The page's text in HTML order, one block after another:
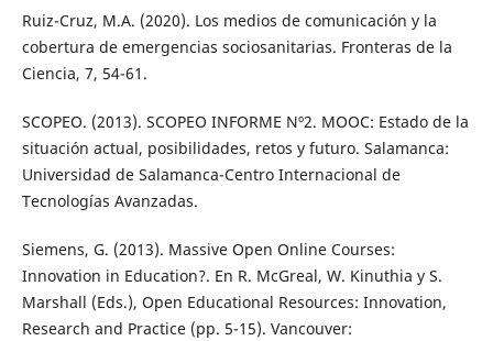
Ruiz-Cruz, M.A. (2020). Los medios de comunicación y la
cobertura de emergencias sociosanitarias. Fronteras de la
Ciencia, 7, 54-61.
SCOPEO. (2013). SCOPEO INFORME Nº2. MOOC: Estado de la
situación actual, posibilidades, retos y futuro. Salamanca:
Universidad de Salamanca-Centro Internacional de
Tecnologías Avanzadas.
Siemens, G. (2013). Massive Open Online Courses:
Innovation in Education?. En R. McGreal, W. Kinuthia y S.
Marshall (Eds.), Open Educational Resources: Innovation,
Research and Practice (pp. 5-15). Vancouver: